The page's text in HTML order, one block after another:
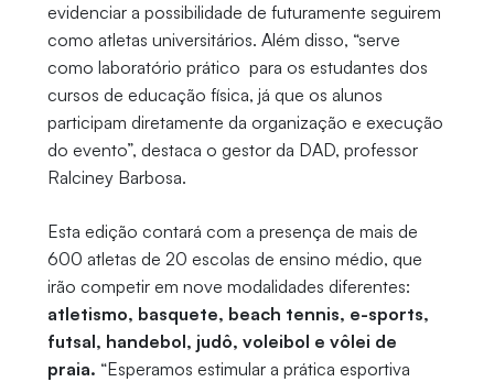
evidenciar a possibilidade de futuramente seguirem
como atletas universitários. Além disso, “serve
como laboratório prático para os estudantes dos
cursos de educação física, já que os alunos
participam diretamente da organização e execução
do evento”, destaca o gestor da DAD, professor
Ralciney Barbosa.
Esta edição contará com a presença de mais de
600 atletas de 20 escolas de ensino médio, que
irão competir em nove modalidades diferentes:
atletismo, basquete, beach tennis, e-sports,
futsal, handebol, judô, voleibol e vôlei de
praia. “Esperamos estimular a prática esportiva